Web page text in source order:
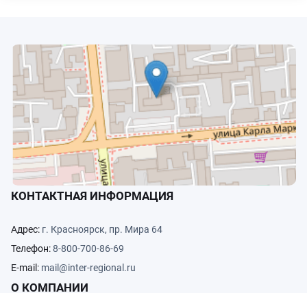
КОНТАКТНАЯ ИНФОРМАЦИЯ
Адрес: г. Красноярск, пр. Мира 64
Телефон:8-800-700-86-69
E-mail: mail@inter-regional.ru
О КОМПАНИИ